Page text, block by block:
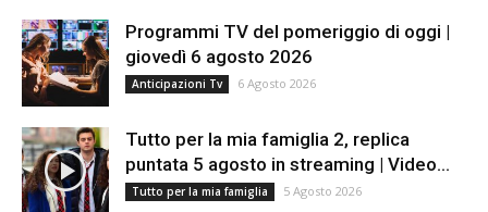
Programmi TV del pomeriggio di oggi |
giovedì 6 agosto 2026
Anticipazioni Tv 6 Agosto 2026
Tutto per la mia famiglia 2, replica
puntata 5 agosto in streaming | Video...
Tutto per la mia famiglia 5 Agosto 2026